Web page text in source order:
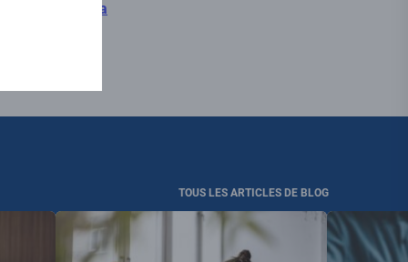
média
TOUS LES ARTICLES DE BLOG
Visuel
principal
Visuel
principal